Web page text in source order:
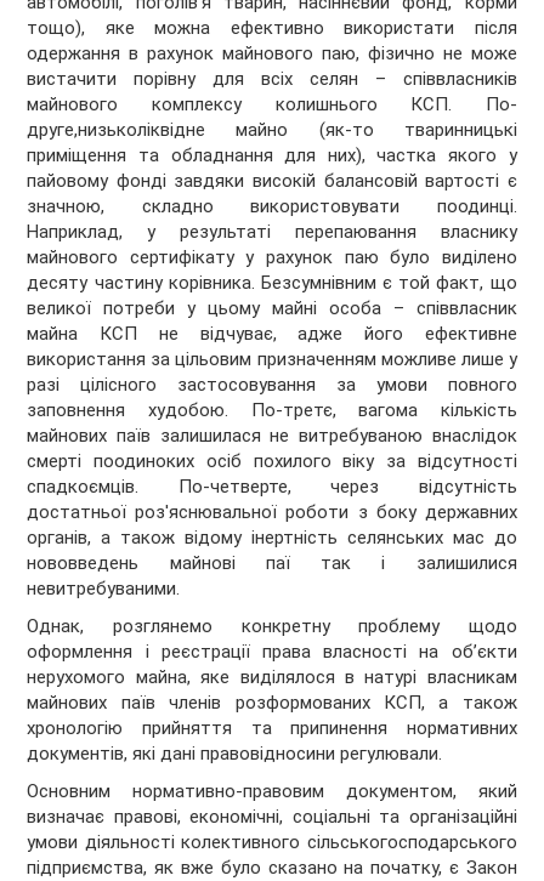
тощо), яке можна ефективно використати після
одержання в рахунок майнового паю, фізично не може
вистачити порівну для всіх селян – співвласників
майнового комплексу колишнього КСП. По-
друге,низьколіквідне майно (як-то тваринницькі
приміщення та обладнання для них), частка якого у
пайовому фонді завдяки високій балансовій вартості є
значною, складно використовувати поодинці.
Наприклад, у результаті перепаювання власнику
майнового сертифікату у рахунок паю було виділено
десяту частину корівника. Безсумнівним є той факт, що
великої потреби у цьому майні особа – співвласник
майна КСП не відчуває, адже його ефективне
використання за цільовим призначенням можливе лише у
разі цілісного застосовування за умови повного
заповнення худобою. По-третє, вагома кількість
майнових паїв залишилася не витребуваною внаслідок
смерті поодиноких осіб похилого віку за відсутності
спадкоємців. По-четверте, через відсутність
достатньої роз'яснювальної роботи з боку державних
органів, а також відому інертність селянських мас до
нововведень майнові паї так і залишилися
невитребуваними.
Однак, розглянемо конкретну проблему щодо
оформлення і реєстрації права власності на об’єкти
нерухомого майна, яке виділялося в натурі власникам
майнових паїв членів розформованих КСП, а також
хронологію прийняття та припинення нормативних
документів, які дані правовідносини регулювали.
Основним нормативно-правовим документом, який
визначає правові, економічні, соціальні та організаційні
умови діяльності колективного сільськогосподарського
підприємства, як вже було сказано на початку, є Закон